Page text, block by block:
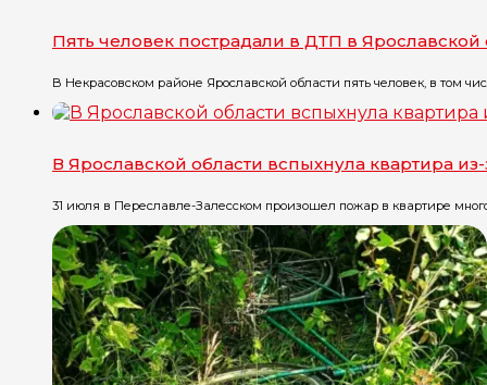
Пять человек пострадали в ДТП в Ярославской
В Некрасовском районе Ярославской области пять человек, в том
В Ярославской области вспыхнула квартира
31 июля в Переславле-Залесском произошел пожар в квартире